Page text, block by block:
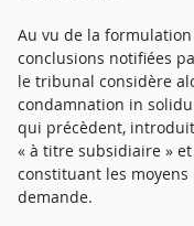
Au vu de la
conclusions notifiées
le tribunal considère
condamnation in
qui précèdent,
« à titre subsidiaire »
constituant les
demande.